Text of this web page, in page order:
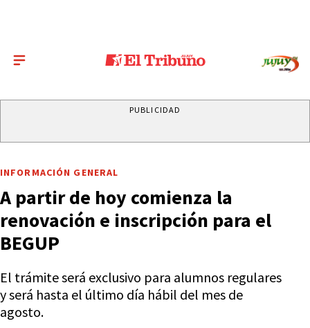
PUBLICIDAD
INFORMACIÓN GENERAL
A partir de hoy comienza la
renovación e inscripción para el
BEGUP
El trámite será exclusivo para alumnos regulares
y será hasta el último día hábil del mes de
agosto.